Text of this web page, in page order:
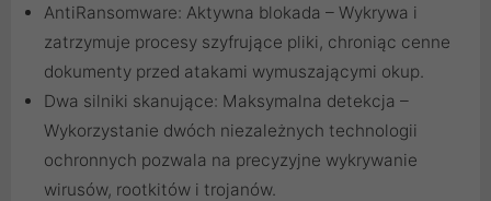
AntiRansomware: Aktywna blokada – Wykrywa i
zatrzymuje procesy szyfrujące pliki, chroniąc cenne
dokumenty przed atakami wymuszającymi okup.
Dwa silniki skanujące: Maksymalna detekcja –
Wykorzystanie dwóch niezależnych technologii
ochronnych pozwala na precyzyjne wykrywanie
wirusów, rootkitów i trojanów.